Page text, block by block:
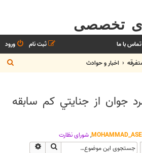
تخصصی
تماس با ما ورود
ثبت نام
اخبار و حوادث
س
جوان از جنايتي كم سابقه‌
,شوراي نظارت
جستجو